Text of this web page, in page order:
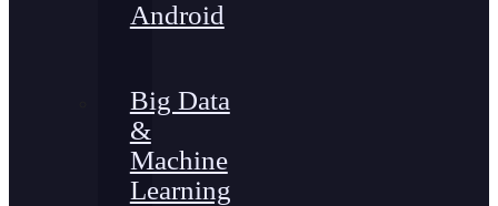
Android
Big Data
&
Machine
Learning